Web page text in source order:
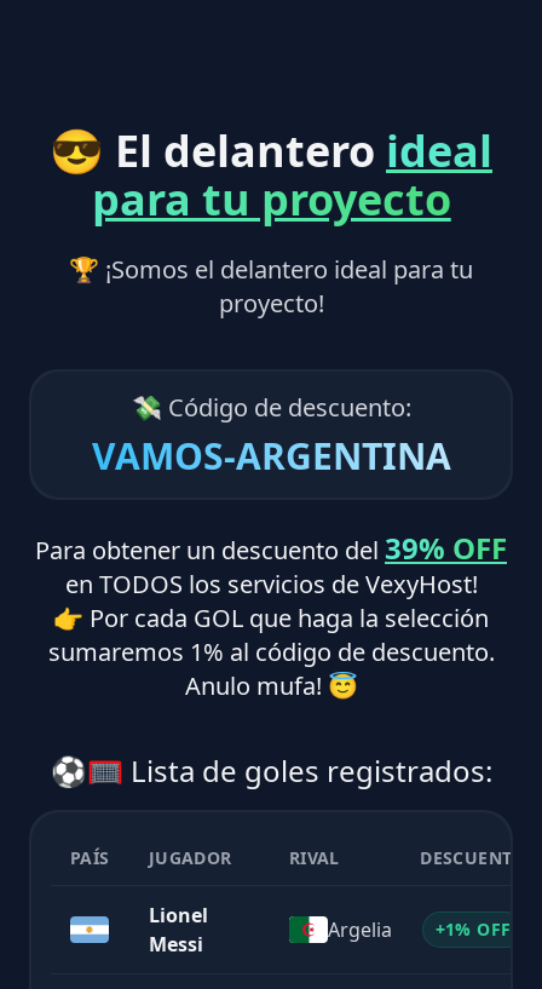
😎 El delantero ideal
para tu proyecto
🏆 ¡Somos el delantero ideal para tu
proyecto!
💸 Código de descuento:
VAMOS-ARGENTINA
Para obtener un descuento del 39% OFF
en TODOS los servicios de VexyHost!
👉 Por cada GOL que haga la selección
sumaremos 1% al código de descuento.
Anulo mufa! 😇
⚽🥅 Lista de goles registrados:
PAÍS JUGADOR RIVAL DESCUENTO
Lionel
Messi
Argelia +1% OFF